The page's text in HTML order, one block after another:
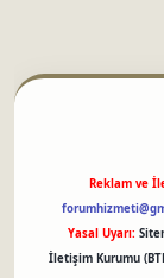
Reklam ve
Yasal Uyarı:
İletişim Kurumu